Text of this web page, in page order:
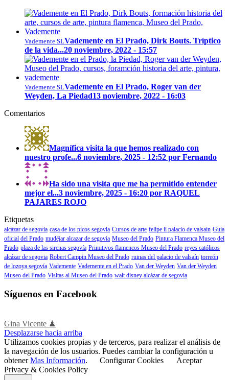
Vademente SLVademente en El Prado, Dirk Bouts. Tríptico
de la vida...20 noviembre, 2022 - 15:57
Vademente SLVademente en El Prado, Roger van der
Weyden, La Piedad13 noviembre, 2022 - 16:03
Comentarios
Magnífica visita la que hemos realizado con
nuestro profe...6 noviembre, 2025 - 12:52 por Fernando
Ha sido una visita que me ha permitido entender
mejor el...3 noviembre, 2025 - 16:20 por RAQUEL
PAJARES ROJO
Etiquetas
alcázar de segovia casa de los picos segovia Cursos de arte felipe ii palacio de valsaín Guia
oficial del Prado mudéjar alcazar de segovia Museo del Prado Pintura Flamenca Museo del
Prado plaza de las sirenas segovía Primitivos flamencos Museo del Prado reyes católicos
alcázar de segovia Robert Campin Museo del Prado ruinas del palacio de valsaín torreón
de lozoya segovía Vademente Vademente en el Prado Van der Weyden Van der Weyden
Museo del Prado Visitas al Museo del Prado walt disney alcázar de segovia
Síguenos en Facebook
Gina Vicente ♟
Desplazarse hacia arriba
Utilizamos cookies propias y de terceros, para realizar el análisis de
la navegación de los usuarios. Puedes cambiar la configuración u
obtenerMas Información. Configurar Cookies
Aceptar
Privacy & Cookies Policy